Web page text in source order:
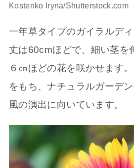
Kostenko Iryna/Shutterstock.com
一年草タイプのガイラルデ
丈は60cmほどで、細い茎を
６㎝ほどの花を咲かせます
をもち、ナチュラルガーデ
風の演出に向いています。